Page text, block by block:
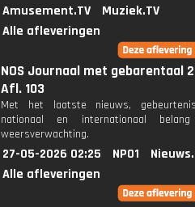
Amusement.TV
Muziek.TV
Alle afleveringen
NOS Journaal met gebarentaal
Afl. 103
Met het laatste nieuws,
nationaal en internationaal
weersverwachting.
27-05-2026 02:25 NPO1
Alle afleveringen